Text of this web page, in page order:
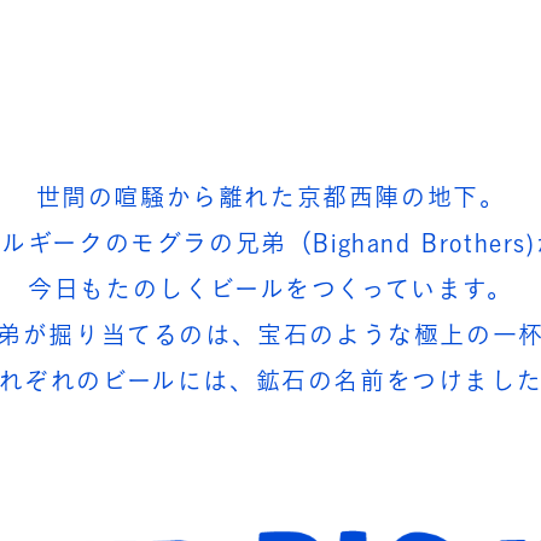
世間の喧騒から離れた京都西陣の地下。
ルギークのモグラの兄弟（Bighand Brothers)
今日もたのしくビールをつくっています。
が掘り当てるのは、宝石のような極上の一杯
ぞれのビールには、鉱石の名前をつけました